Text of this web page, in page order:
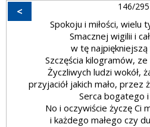
< 146/295
Spokoju i miłości, wielu
Smacznej wigilii i
w tę najpiękniejszą
Szczęścia kilogramów, ze
Życzliwych ludzi wokół,
przyjaciół jakich mało, przez
Serca bogatego i
No i oczywiście życzę Ci
i każdego małego czy